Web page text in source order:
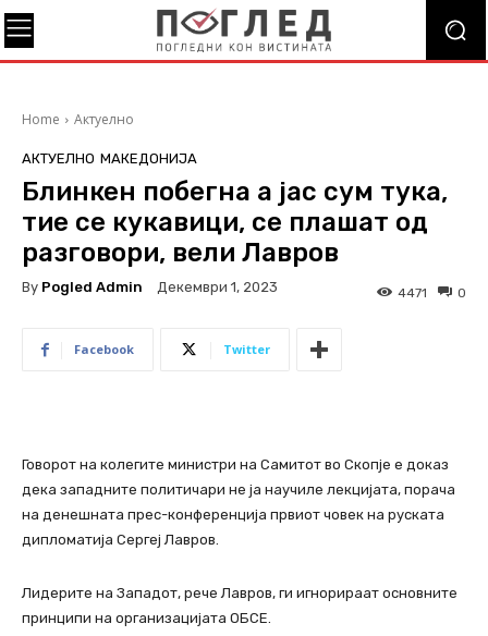
Home Актуелно
АКТУЕЛНО МАКЕДОНИЈА
Блинкен побегна а јас сум тука,
тие се кукавици, се плашат од
разговори, вели Лавров
By Pogled Admin Декември 1, 2023 0
4471
Facebook Twitter
Говорот на колегите министри на Самитот во Скопје е доказ
дека западните политичари не ја научиле лекцијата, порача
на денешната прес-конференција првиот човек на руската
дипломатија Сергеј Лавров.
Лидерите на Западот, рече Лавров, ги игнорираат основните
принципи на организацијата ОБСЕ.